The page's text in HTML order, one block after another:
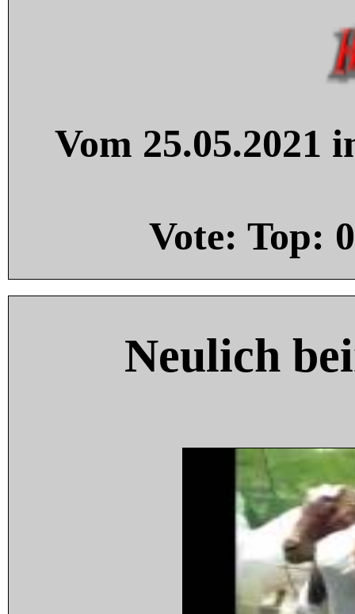
Vom 25.05.2021
Vote: Top: 0
Neulich